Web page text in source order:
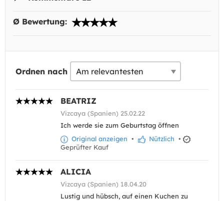
Ø Bewertung:
Ordnen nach
BEATRIZ
Vizcaya (Spanien) 25.02.22
Ich werde sie zum Geburtstag öffnen
Original anzeigen • Nützlich •
Geprüfter Kauf
ALICIA
Vizcaya (Spanien) 18.04.20
Lustig und hübsch, auf einen Kuchen zu